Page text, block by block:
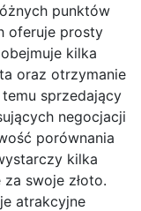
punktów
oferuje prosty
kilka
oraz otrzymanie
sprzedający
negocjacji
porównania
kilka
swoje złoto.
atrakcyjne